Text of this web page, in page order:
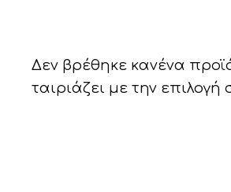
Δεν βρέθηκε κανένα
ταιριάζει με την επιλογή